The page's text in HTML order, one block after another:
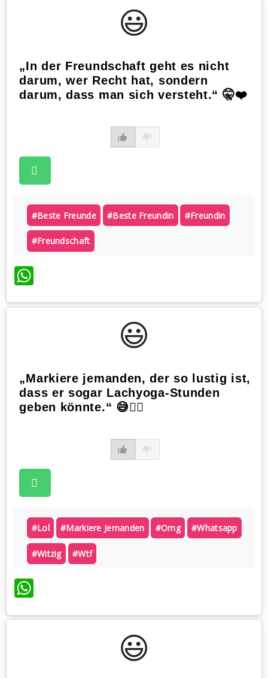
😃️
„In der Freundschaft geht es nicht
darum, wer Recht hat, sondern
darum, dass man sich versteht.“ 🤫❤️
#beste Freunde #beste Freundin #freundin
#freundschaft
WhatsApp
😃️
„Markiere jemanden, der so lustig ist,
dass er sogar Lachyoga-Stunden
geben könnte.“ 😅🧘‍♂️
#lol #markiere Jemanden #omg #whatsapp
#witzig #wtf
WhatsApp
😃️